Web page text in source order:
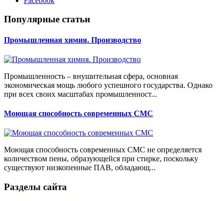
Популярные статьи
Промышленная химия. Производство
Промышленность – внушительная сфера, основная
экономическая мощь любого успешного государства. Однако
при всех своих масштабах промышленност...
Моющая способность современных CMC
Моющая способность современных CMC не определяется
количеством пены, образующейся при стирке, поскольку
существуют низкопенные ПАВ, обладающ...
Разделы сайта